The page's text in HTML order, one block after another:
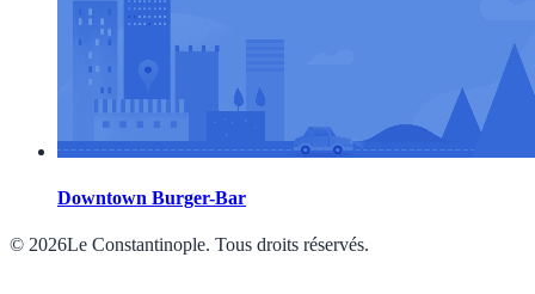
Downtown Burger-Bar
© 2026Le Constantinople. Tous droits réservés.